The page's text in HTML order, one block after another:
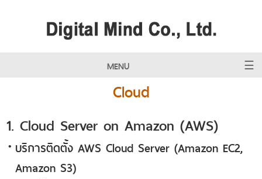
MENU
Cloud
1. Cloud Server on Amazon (AWS)
• บริการติดตั้ง AWS Cloud Server (Amazon EC2,
Amazon S3)